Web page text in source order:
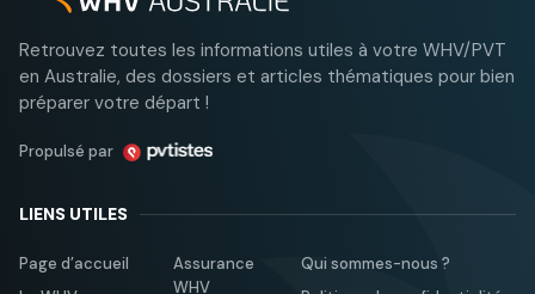
Retrouvez toutes les informations utiles à votre WHV/PVT
en Australie, des dossiers et articles thématiques pour bien
préparer votre départ !
Propulsé par
LIENS UTILES
Page d’accueil
Assurance
WHV
Qui sommes-nous ?